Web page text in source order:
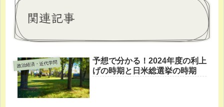
関連記事
政治経済・近代学問
予想で分かる！2024年度の利上
げの時期と日米総選挙の時期